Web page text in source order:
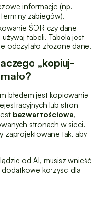
informacje (np.
zabiegów).
ŚOR czy dane
tabeli. Tabela jest
odczytało złożone dane.
„kopiuj-
błędem jest kopiowanie
lub stron
bezwartościowa,
stronach w sieci.
zaprojektowane tak, aby
od AI, musisz wnieść
korzyści dla